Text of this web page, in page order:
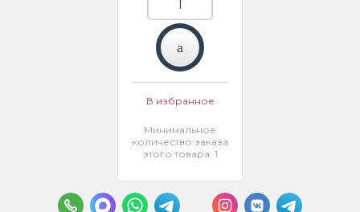
В избранное
Минимальное
количество заказа
этого товара: 1